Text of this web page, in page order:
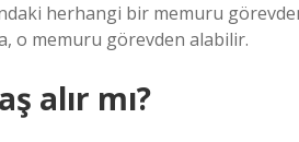
herhangi bir memuru
o memuru görevden alabilir.
alır mı?